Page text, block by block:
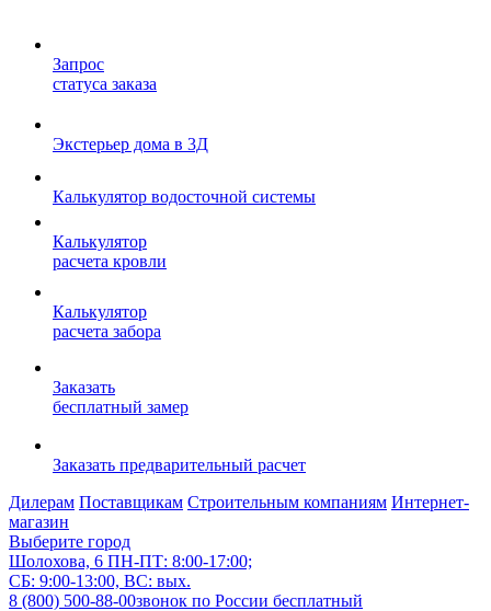
Запрос
статуса заказа
Экстерьер дома в 3Д
Калькулятор водосточной системы
Калькулятор
расчета кровли
Калькулятор
расчета забора
Заказать
бесплатный замер
Заказать предварительный расчет
Дилерам Поставщикам Строительным компаниям Интернет-
магазин
Выберите город
Шолохова, 6 ПН-ПТ: 8:00-17:00;
СБ: 9:00-13:00, ВС: вых.
8 (800) 500-88-00звонок по России бесплатный